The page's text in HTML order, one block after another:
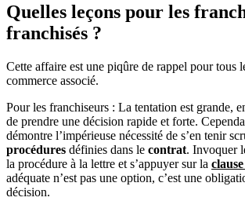
Quelles leçons pour les
franchisés ?
Cette affaire est une piqûre de rappel pour tous
commerce associé.
Pour les franchiseurs : La tentation est grande,
de prendre une décision rapide et forte.
démontre l’impérieuse nécessité de s’en tenir
procédures définies dans le contrat. Invoquer
la procédure à la lettre et s’appuyer sur la
adéquate n’est pas une option, c’est une
décision.